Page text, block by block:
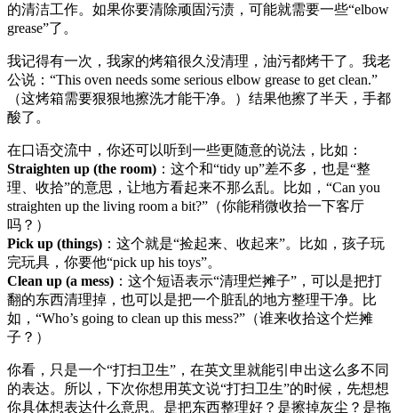
的清洁工作。如果你要清除顽固污渍，可能就需要一些“elbow
grease”了。
我记得有一次，我家的烤箱很久没清理，油污都烤干了。我老
公说：“This oven needs some serious elbow grease to get clean.”
（这烤箱需要狠狠地擦洗才能干净。）结果他擦了半天，手都
酸了。
在口语交流中，你还可以听到一些更随意的说法，比如：
Straighten up (the room) ：这个和“tidy up”差不多，也是“整
理、收拾”的意思，让地方看起来不那么乱。比如，“Can you
straighten up the living room a bit?”（你能稍微收拾一下客厅
吗？）
Pick up (things) ：这个就是“捡起来、收起来”。比如，孩子玩
完玩具，你要他“pick up his toys”。
Clean up (a mess) ：这个短语表示“清理烂摊子”，可以是把打
翻的东西清理掉，也可以是把一个脏乱的地方整理干净。比
如，“Who’s going to clean up this mess?”（谁来收拾这个烂摊
子？）
你看，只是一个“打扫卫生”，在英文里就能引申出这么多不同
的表达。所以，下次你想用英文说“打扫卫生”的时候，先想想
你具体想表达什么意思。是把东西整理好？是擦掉灰尘？是拖